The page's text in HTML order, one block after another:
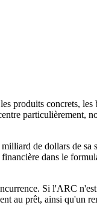
produits concrets, les
particulièrement,
de dollars de
dans le
Si l'ARC
au prêt, ainsi qu'un